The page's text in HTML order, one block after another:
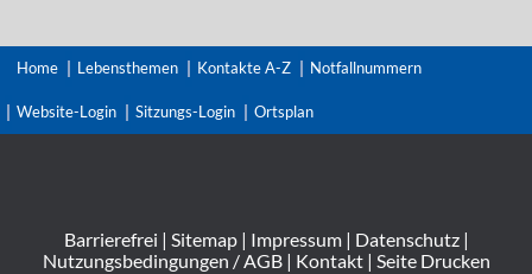
Home Lebensthemen Kontakte A-Z Notfallnummern
Website-Login Sitzungs-Login Ortsplan
Barrierefrei | Sitemap| Impressum| Datenschutz|
Nutzungsbedingungen / AGB| Kontakt| Seite Drucken